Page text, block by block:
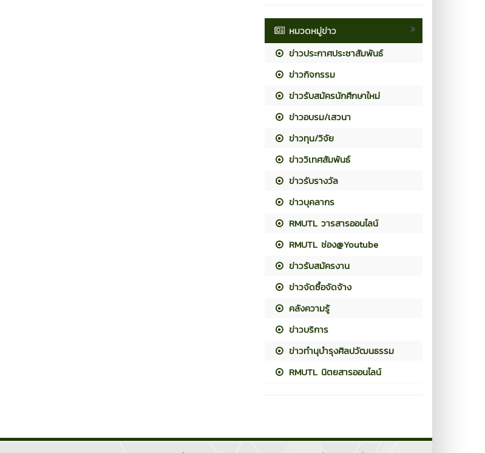
หมวดหมู่ข่าว
ข่าวประกาศประชาสัมพันธ์
ข่าวกิจกรรม
ข่าวรับสมัครนักศึกษาใหม่
ข่าวอบรม/เสวนา
ข่าวทุน/วิจัย
ข่าววิเทศสัมพันธ์
ข่าวรับรางวัล
ข่าวบุคลากร
RMUTL วารสารออนไลน์
RMUTL ช่อง@Youtube
ข่าวรับสมัครงาน
ข่าวจัดซื้อจัดจ้าง
คลังความรู้
ข่าวบริการ
ข่าวทำนุบำรุงศิลปวัฒนธรรม
RMUTL นิตยสารออนไลน์